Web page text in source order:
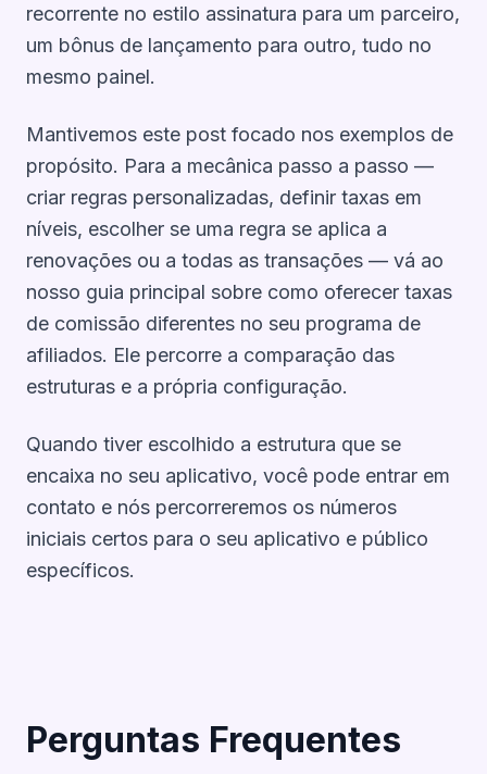
recorrente no estilo assinatura para um parceiro,
um bônus de lançamento para outro, tudo no
mesmo painel.
Mantivemos este post focado nos exemplos de
propósito. Para a mecânica passo a passo —
criar regras personalizadas, definir taxas em
níveis, escolher se uma regra se aplica a
renovações ou a todas as transações — vá ao
nosso guia principal sobre como oferecer taxas
de comissão diferentes no seu programa de
afiliados. Ele percorre a comparação das
estruturas e a própria configuração.
Quando tiver escolhido a estrutura que se
encaixa no seu aplicativo, você pode entrar em
contato e nós percorreremos os números
iniciais certos para o seu aplicativo e público
específicos.
Perguntas Frequentes